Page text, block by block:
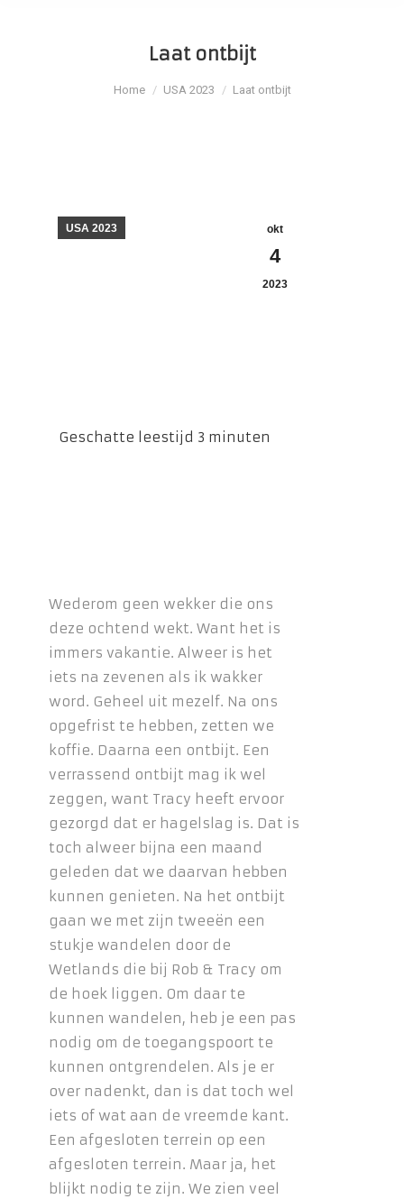
Laat ontbijt
Je bent hier:
Home USA 2023 Laat ontbijt
okt
4
2023
USA 2023
Wederom geen wekker die ons
deze ochtend wekt. Want het is
immers vakantie. Alweer is het
iets na zevenen als ik wakker
word. Geheel uit mezelf. Na ons
opgefrist te hebben, zetten we
koffie. Daarna een ontbijt. Een
verrassend ontbijt mag ik wel
zeggen, want Tracy heeft ervoor
gezorgd dat er hagelslag is. Dat is
toch alweer bijna een maand
geleden dat we daarvan hebben
kunnen genieten. Na het ontbijt
gaan we met zijn tweeën een
stukje wandelen door de
Wetlands die bij Rob & Tracy om
de hoek liggen. Om daar te
kunnen wandelen, heb je een pas
nodig om de toegangspoort te
kunnen ontgrendelen. Als je er
over nadenkt, dan is dat toch wel
iets of wat aan de vreemde kant.
Een afgesloten terrein op een
afgesloten terrein. Maar ja, het
blijkt nodig te zijn. We zien veel